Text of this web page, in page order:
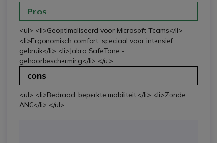
Pros
<ul> <li>Geoptimaliseerd voor Microsoft Teams</li>
<li>Ergonomisch comfort: speciaal voor intensief
gebruik</li> <li>Jabra SafeTone -
gehoorbescherming</li> </ul>
cons
<ul> <li>Bedraad: beperkte mobiliteit.</li> <li>Zonde
ANC</li> </ul>